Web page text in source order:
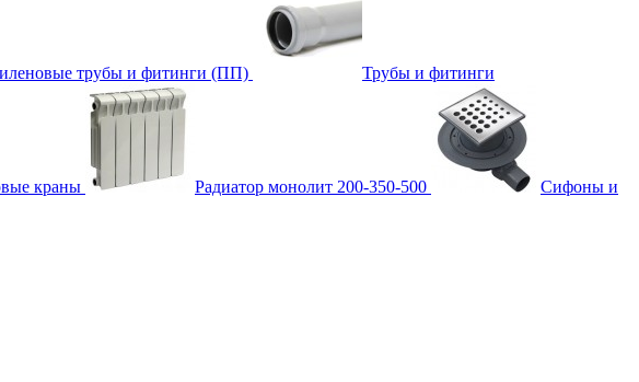
трубы и фитинги (ПП) Трубы и фитинги
краны Радиатор монолит 200-350-500 Сифоны и